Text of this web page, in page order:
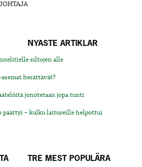
NYASTE ARTIKLAR
siltojen alle
herättävät?
jonotetaan jopa tunti
päättyi – kulku laitureille helpottui
TRE MEST POPULÄRA